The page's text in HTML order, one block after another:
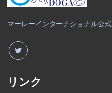
マーレーインターナショナル公
リンク